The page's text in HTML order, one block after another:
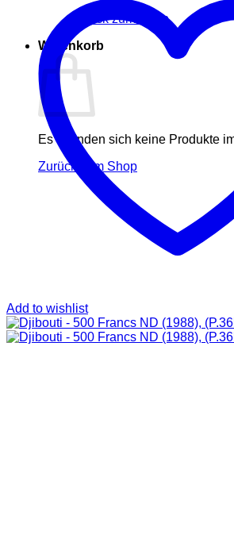
Zurück zum Shop
Warenkorb
Es befinden sich keine Produkte
Zurück zum Shop
Add to wishlist